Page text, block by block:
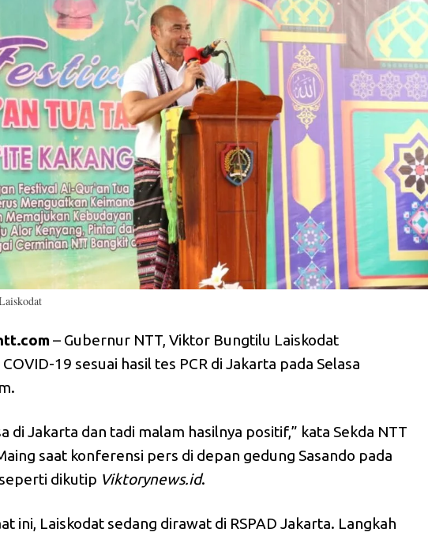
– Gubernur NTT, Viktor Bungtilu Laiskodat
19 sesuai hasil tes PCR di Jakarta pada Selasa
di Jakarta dan tadi malam hasilnya positif,” kata Sekda NTT
saat konferensi pers di depan gedung Sasando pada
dikutip Viktorynews.id.
ini, Laiskodat sedang dirawat di RSPAD Jakarta. Langkah